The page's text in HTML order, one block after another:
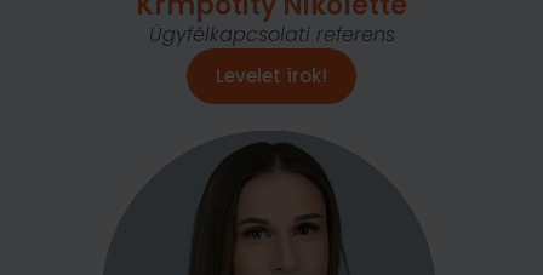
Ügyfélkapcsolati referens
Levelet írok!